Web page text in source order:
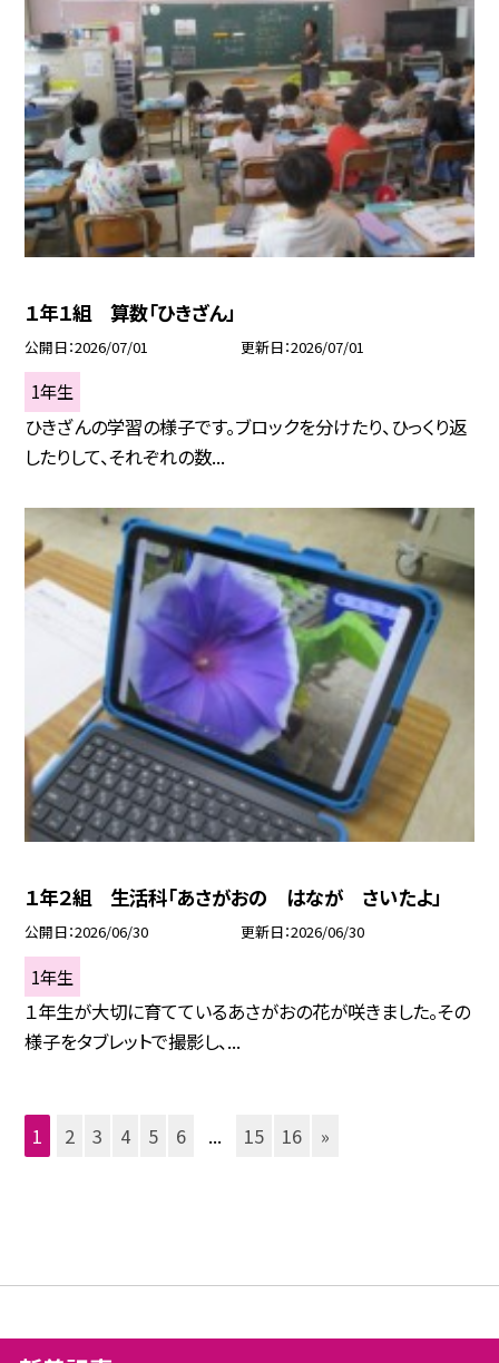
１年１組 算数「ひきざん」
公開日 2026/07/01 更新日 2026/07/01
1年生
ひきざんの学習の様子です。ブロックを分けたり、ひっくり返
したりして、それぞれの数...
１年２組 生活科「あさがおの はなが さいたよ」
公開日 2026/06/30 更新日 2026/06/30
1年生
１年生が大切に育てているあさがおの花が咲きました。その
様子をタブレットで撮影し、...
1 2 3 4 5 6 ... 15 16 »